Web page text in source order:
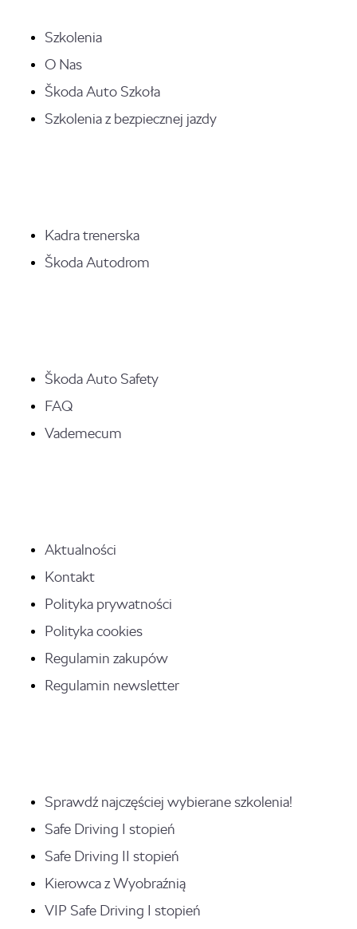
Szkolenia
O Nas
Škoda Auto Szkoła
Szkolenia z bezpiecznej jazdy
Kadra trenerska
Škoda Autodrom
Škoda Auto Safety
FAQ
Vademecum
Aktualności
Kontakt
Polityka prywatności
Polityka cookies
Regulamin zakupów
Regulamin newsletter
Sprawdź najczęściej wybierane szkolenia!
Safe Driving I stopień
Safe Driving II stopień
Kierowca z Wyobraźnią
VIP Safe Driving I stopień